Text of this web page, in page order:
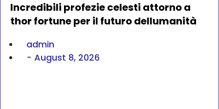
Incredibili profezie celesti attorno a
thor fortune per il futuro dellumanità
admin
- August 8, 2026